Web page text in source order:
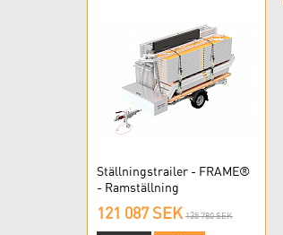
Ställningstrailer - FRAME®
- Ramställning
121 087 SEK 135 780 SEK